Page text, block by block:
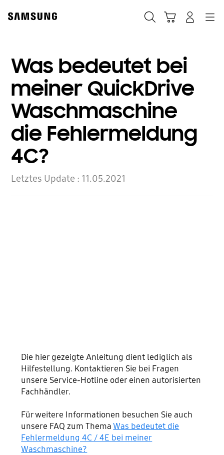
content
Was bedeutet bei
meiner QuickDrive
Waschmaschine
die Fehlermeldung
4C?
Letztes Update : 11.05.2021
Die hier gezeigte Anleitung dient lediglich als
Hilfestellung. Kontaktieren Sie bei Fragen
unsere Service-Hotline oder einen autorisierten
Fachhändler.
Für weitere Informationen besuchen Sie auch
unsere FAQ zum ThemaWas bedeutet die
Fehlermeldung 4C / 4E bei meiner
Waschmaschine?